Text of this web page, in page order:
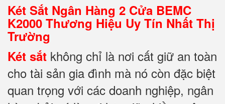
Két Sắt Ngân Hàng 2 Cửa BEMC
K2000 Thương Hiệu Uy Tín Nhất Thị
Trường
Két sắt không chỉ là nơi cất giữ an toàn
cho tài sản gia đình mà nó còn đặc biệt
quan trọng với các doanh nghiệp, ngân